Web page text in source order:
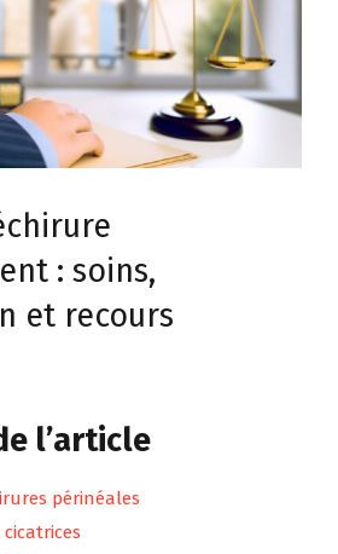
: soins,
et recours
l’article
périnéales